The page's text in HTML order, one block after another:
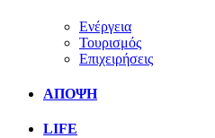
Ενέργεια
Τουρισμός
Επιχειρήσεις
ΑΠΟΨΗ
LIFE